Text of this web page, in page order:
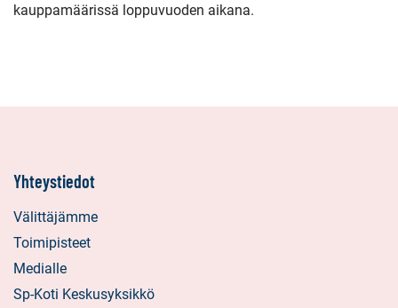
kauppamäärissä loppuvuoden aikana.
Yhteystiedot
Välittäjämme
Toimipisteet
Medialle
Sp-Koti Keskusyksikkö